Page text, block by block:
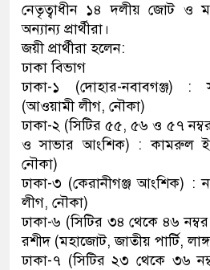
নেতৃত্বাধীন ১৪ দলীয় জোট ও
অন্যান্য প্রার্থীরা।
জয়ী প্রার্থীরা হলেন:
ঢাকা বিভাগ
ঢাকা-১ (দোহার-নবাবগঞ্জ)
(আওয়ামী লীগ, নৌকা)
ঢাকা-২ (সিটির ৫৫, ৫৬ ও ৫৭
ও সাভার আংশিক) : কামরুল
নৌকা)
ঢাকা-৩ (কেরানীগঞ্জ আংশিক) :
লীগ, নৌকা)
ঢাকা-৬ (সিটির ৩৪ থেকে ৪৬
রশীদ (মহাজোট, জাতীয় পার্টি,
ঢাকা-৭ (সিটির ২৩ থেকে ৩৬